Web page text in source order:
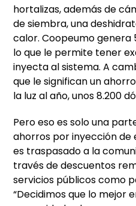
hortalizas, además de
de siembra, una
calor. Coopeumo genera
lo que le permite tener
inyecta al sistema. A
que le significan un
la luz al año, unos 8.200
Pero eso es solo una
ahorros por inyección de
es traspasado a la
través de descuentos
servicios públicos como
“Decidimos que lo mejor